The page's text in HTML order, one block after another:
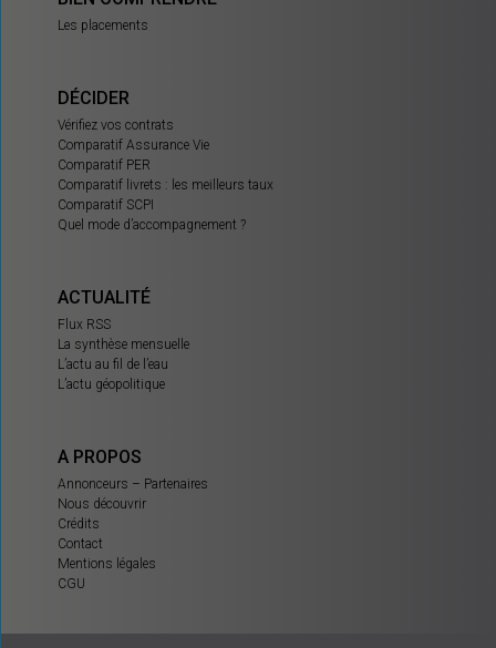
Les placements
DÉCIDER
Vérifiez vos contrats
Comparatif Assurance Vie
Comparatif PER
Comparatif livrets : les meilleurs taux
Comparatif SCPI
Quel mode d’accompagnement ?
ACTUALITÉ
Flux RSS
La synthèse mensuelle
L’actu au fil de l’eau
L’actu géopolitique
A PROPOS
Annonceurs – Partenaires
Nous découvrir
Crédits
Contact
Mentions légales
CGU